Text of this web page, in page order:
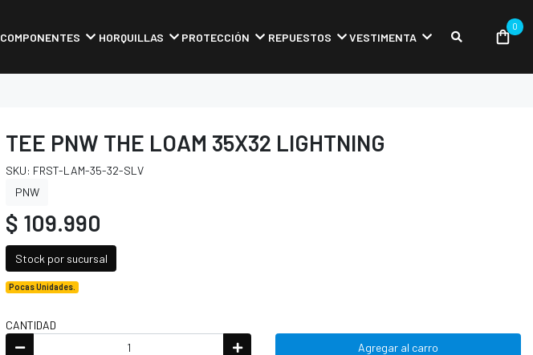
COMPONENTES HORQUILLAS PROTECCIÓN REPUESTOS VESTIMENTA
0
TEE PNW THE LOAM 35X32 LIGHTNING
SKU: FRST-LAM-35-32-SLV
PNW
$ 109.990
Stock por sucursal
Pocas Unidades.
CANTIDAD
Agregar al carro